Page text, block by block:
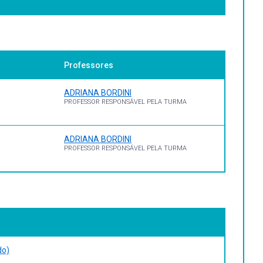
de computadores.
272 p.
techniques for computer typesetting).
Professores
ADRIANA BORDINI
PROFESSOR RESPONSÁVEL PELA TURMA
ADRIANA BORDINI
PROFESSOR RESPONSÁVEL PELA TURMA